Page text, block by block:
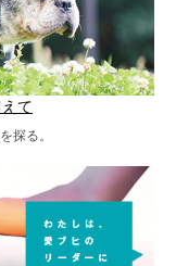
て
探る。